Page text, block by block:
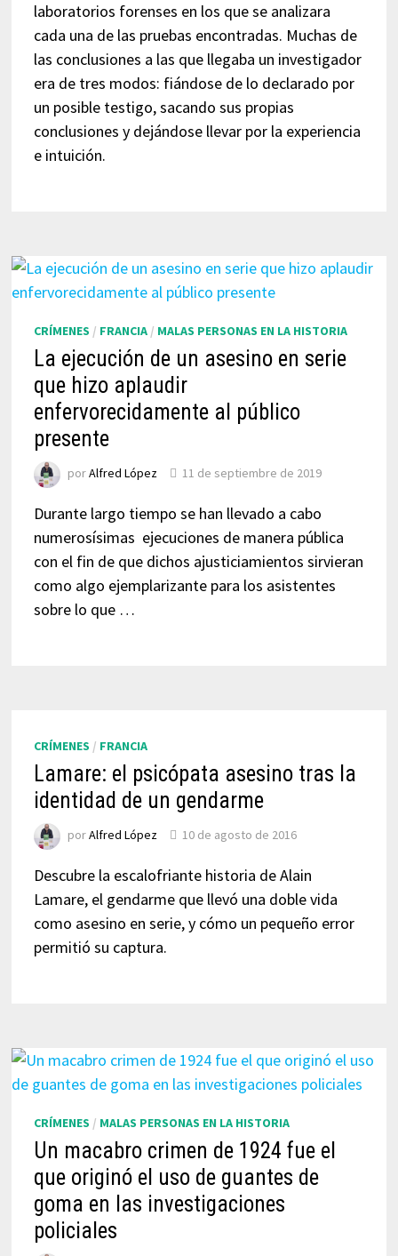
laboratorios forenses en los que se analizara
cada una de las pruebas encontradas. Muchas de
las conclusiones a las que llegaba un investigador
era de tres modos: fiándose de lo declarado por
un posible testigo, sacando sus propias
conclusiones y dejándose llevar por la experiencia
e intuición.
CRÍMENES / FRANCIA/ MALAS PERSONAS EN LA HISTORIA
La ejecución de un asesino en serie
que hizo aplaudir
enfervorecidamente al público
presente
porAlfred López 11 de septiembre de 2019
Durante largo tiempo se han llevado a cabo
numerosísimas ejecuciones de manera pública
con el fin de que dichos ajusticiamientos sirvieran
como algo ejemplarizante para los asistentes
sobre lo que …
CRÍMENES / FRANCIA
Lamare: el psicópata asesino tras la
identidad de un gendarme
porAlfred López 10 de agosto de 2016
Descubre la escalofriante historia de Alain
Lamare, el gendarme que llevó una doble vida
como asesino en serie, y cómo un pequeño error
permitió su captura.
CRÍMENES / MALAS PERSONAS EN LA HISTORIA
Un macabro crimen de 1924 fue el
que originó el uso de guantes de
goma en las investigaciones
policiales